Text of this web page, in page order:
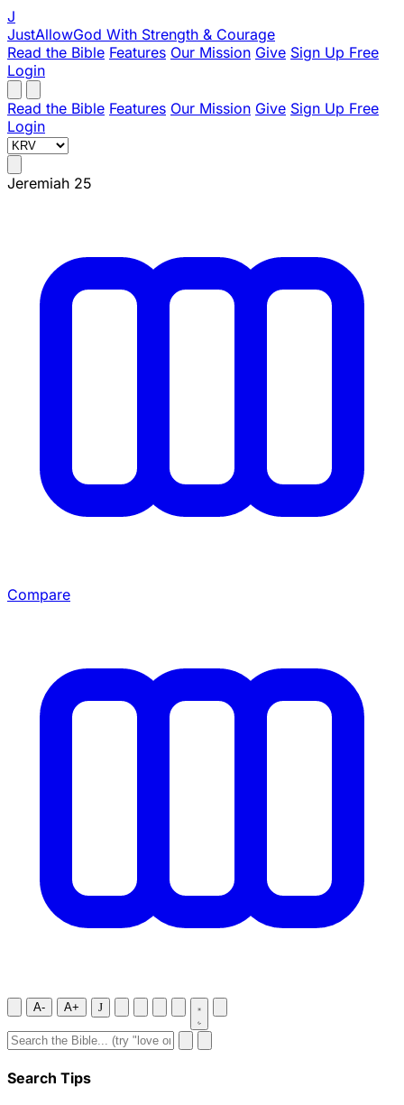
J
JustAllowGod With Strength & Courage
Read the Bible Features Our Mission Give Sign Up Free
Login
Read the Bible Features Our Mission Give Sign Up Free
Login
Jeremiah 25
Compare
A- A+ J
Search Tips